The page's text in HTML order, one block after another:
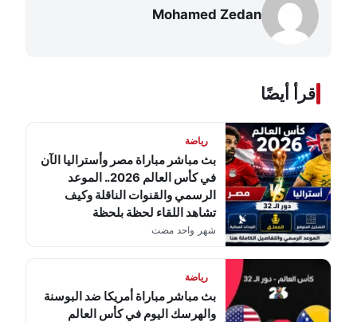
Mohamed Zedan
اقرأ أيضًا
رياضة
بث مباشر مباراة مصر وأستراليا الآن
في كأس العالم 2026.. الموعد
الرسمي والقنوات الناقلة وكيف
تشاهد اللقاء لحظة بلحظة
شهر واحد مضت
رياضة
بث مباشر مباراة أمريكا ضد البوسنة
والهرسك اليوم في كأس العالم